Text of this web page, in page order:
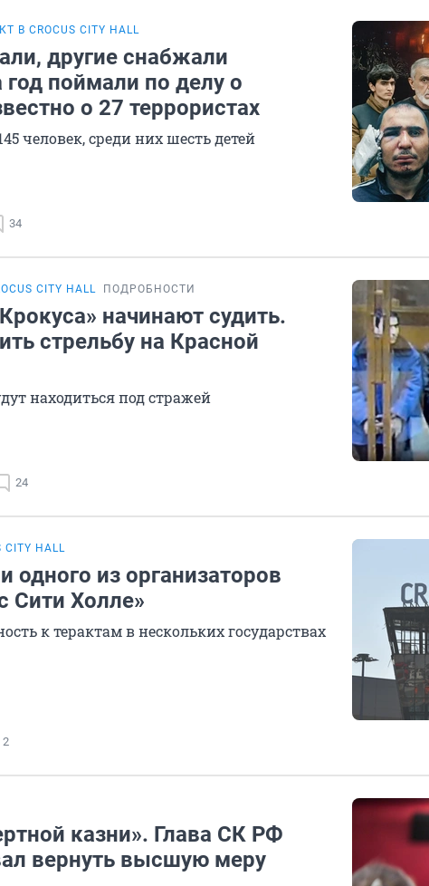
В CROCUS CITY HALL
другие снабжали
поймали по делу о
о 27 террористах
человек, среди них шесть детей
34
CITY HALL ПОДРОБНОСТИ
начинают судить.
стрельбу на Красной
находиться под стражей
24
CITY HALL
одного из организаторов
Сити Холле»
к терактам в нескольких государствах
2
казни». Глава СК РФ
вернуть высшую меру